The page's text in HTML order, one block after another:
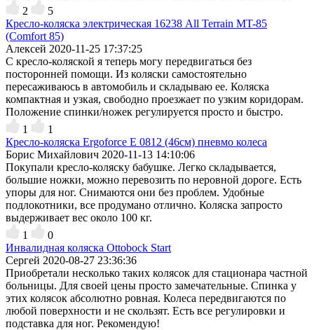
2
5
Кресло-коляска электрическая 16238 All Terrain MT-85
(Comfort 85)
Алексей 2020-11-25 17:37:25
С кресло-коляской я теперь могу передвигаться без
посторонней помощи. Из коляски самостоятельно
пересаживаюсь в автомобиль и складываю ее. Коляска
компактная и узкая, свободно проезжает по узким коридорам.
Положение спинки/ножек регулируется просто и быстро.
1
1
Кресло-коляска Ergoforce E 0812 (46см) пневмо колеса
Борис Михайлович 2020-11-13 14:10:06
Покупали кресло-коляску бабушке. Легко складывается,
большие ножки, можно перевозить по неровной дороге. Есть
упоры для ног. Снимаются они без проблем. Удобные
подлокотники, все продумано отлично. Коляска запросто
выдерживает вес около 100 кг.
1
0
Инвалидная коляска Ottobock Start
Сергей 2020-08-27 23:36:36
Приобретали несколько таких колясок для стационара частной
больницы. Для своей цены просто замечательные. Спинка у
этих колясок абсолютно ровная. Колеса передвигаются по
любой поверхности и не скользят. Есть все регулировки и
подставка для ног. Рекомендую!